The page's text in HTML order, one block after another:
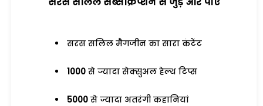
सरस सलिल मैगजीन का सारा कंटेंट
1000 से ज्यादा सेक्सुअल हेल्थ टिप्स
5000 से ज्यादा अतरंगी कहानियां